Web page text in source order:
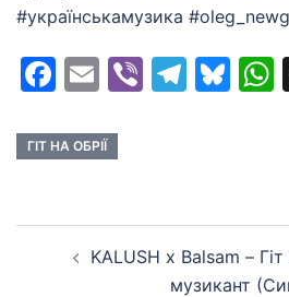
#українськамузика
Facebook
EmailViber
ГІТ НА ОБРІЇ
navigationKALUSH x Balsam – Гіт
музикант